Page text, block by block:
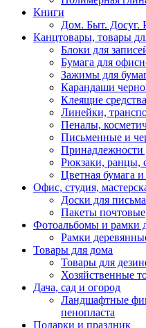
Книги
Дом. Быт. Досуг.
Канцтовары, товары
Блоки для
Бумага для
Зажимы для
Карандаши
Клеящие средства
Линейки,
Пеналы,
Письменные и
Принадлежности
Рюкзаки, ранцы,
Цветная бумага и
Офис, студия,
Доски для
Пакеты почтовые
Фотоальбомы и рамки
Рамки
Товары для дома
Товары для
Хозяйственные
Дача, сад и огород
Ландшафтные
пенопласта
Подарки и праздник